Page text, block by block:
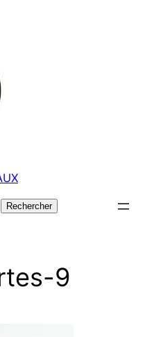
Rechercher
9